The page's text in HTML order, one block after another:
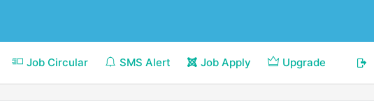
Job Circular SMS Alert Job Apply Upgrade